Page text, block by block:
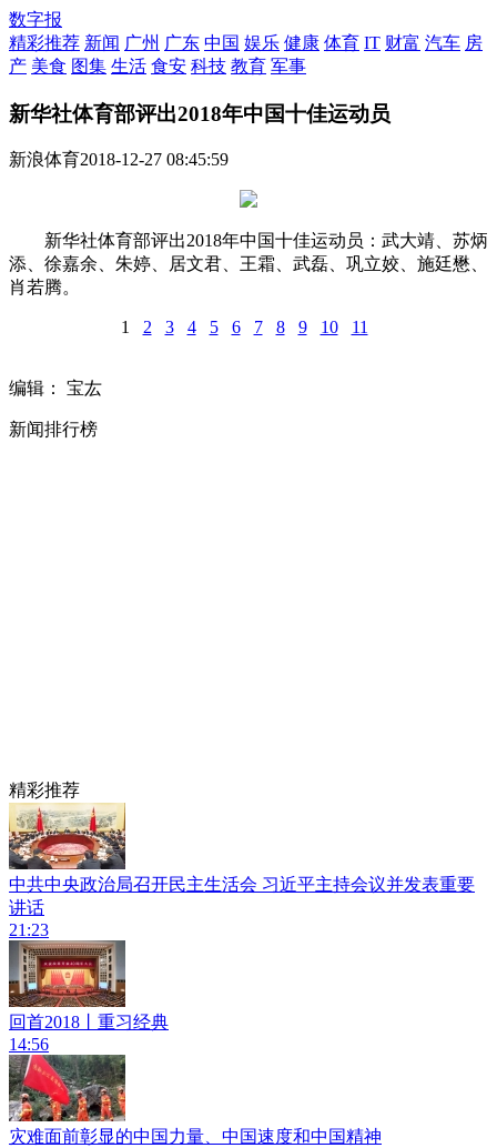
数字报
精彩推荐 新闻 广州 广东 中国 娱乐 健康 体育 IT 财富 汽车 房
产 美食 图集 生活 食安 科技 教育 军事
新华社体育部评出2018年中国十佳运动员
新浪体育2018-12-27 08:45:59
新华社体育部评出2018年中国十佳运动员：武大靖、苏炳
添、徐嘉余、朱婷、居文君、王霜、武磊、巩立姣、施廷懋、
肖若腾。
1 2 3 4 5 6 7 8 9 10 11
编辑： 宝厷
新闻排行榜
精彩推荐
中共中央政治局召开民主生活会 习近平主持会议并发表重要
讲话
21:23
回首2018丨重习经典
14:56
灾难面前彰显的中国力量、中国速度和中国精神